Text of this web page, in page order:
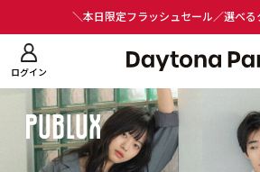
＼本日限定フラッシュセール／選べる
ログイン
ューを閉じる